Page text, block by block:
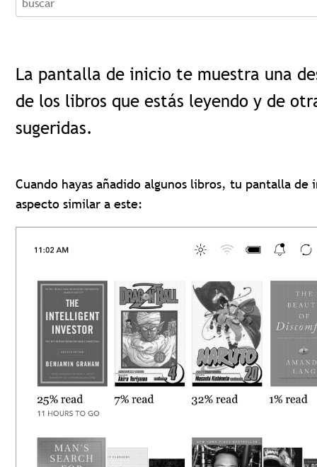
buscar
La pantalla de inicio te muestra una
de los libros que estás leyendo y de
sugeridas.
Cuando hayas añadido algunos libros, tu pantalla
aspecto similar a este: